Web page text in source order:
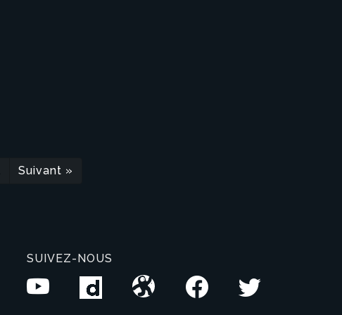
Suivant »
SUIVEZ-NOUS